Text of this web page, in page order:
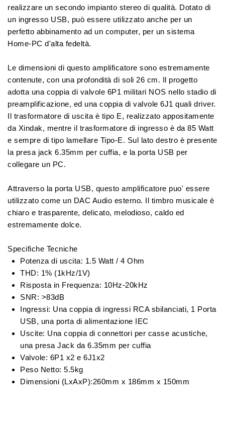
realizzare un secondo impianto stereo di qualità. Dotato di
un ingresso USB, può essere utilizzato anche per un
perfetto abbinamento ad un computer, per un sistema
Home-PC d'alta fedeltà.
Le dimensioni di questo amplificatore sono estremamente
contenute, con una profondità di soli 26 cm. Il progetto
adotta una coppia di valvole 6P1 militari NOS nello stadio di
preamplificazione, ed una coppia di valvole 6J1 quali driver.
Il trasformatore di uscita è tipo E, realizzato appositamente
da Xindak, mentre il trasformatore di ingresso è da 85 Watt
e sempre di tipo lamellare Tipo-E. Sul lato destro è presente
la presa jack 6.35mm per cuffia, e la porta USB per
collegare un PC.
Attraverso la porta USB, questo amplificatore puo' essere
utilizzato come un DAC Audio esterno. Il timbro musicale è
chiaro e trasparente, delicato, melodioso, caldo ed
estremamente dolce.
Specifiche Tecniche
Potenza di uscita: 1.5 Watt / 4 Ohm
THD: 1% (1kHz/1V)
Risposta in Frequenza: 10Hz-20kHz
SNR: >83dB
Ingressi: Una coppia di ingressi RCA sbilanciati, 1 Porta
USB, una porta di alimentazione IEC
Uscite: Una coppia di connettori per casse acustiche,
una presa Jack da 6.35mm per cuffia
Valvole: 6P1 x2 e 6J1x2
Peso Netto: 5.5kg
Dimensioni (LxAxP):260mm x 186mm x 150mm